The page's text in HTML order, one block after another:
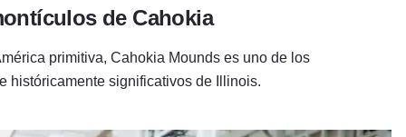
de Cahokia
primitiva, Cahokia Mounds es uno de los
históricamente significativos de Illinois.